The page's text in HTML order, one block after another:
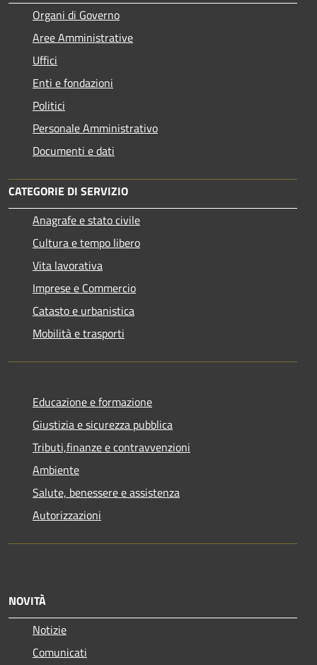
Organi di Governo
Aree Amministrative
Uffici
Enti e fondazioni
Politici
Personale Amministrativo
Documenti e dati
CATEGORIE DI SERVIZIO
Anagrafe e stato civile
Cultura e tempo libero
Vita lavorativa
Imprese e Commercio
Catasto e urbanistica
Mobilità e trasporti
Educazione e formazione
Giustizia e sicurezza pubblica
Tributi,finanze e contravvenzioni
Ambiente
Salute, benessere e assistenza
Autorizzazioni
NOVITÀ
Notizie
Comunicati